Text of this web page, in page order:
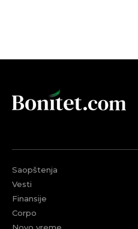
Saopštenja
Vesti
Finansije
Corpo